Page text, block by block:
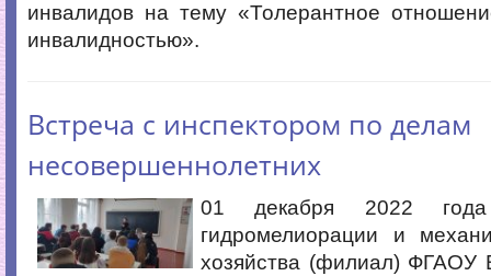
инвалидов на тему «Толерантное
инвалидностью».
Встреча с инспектором по делам
несовершеннолетних
01 декабря 2022
гидромелиорации и
хозяйства (филиал)